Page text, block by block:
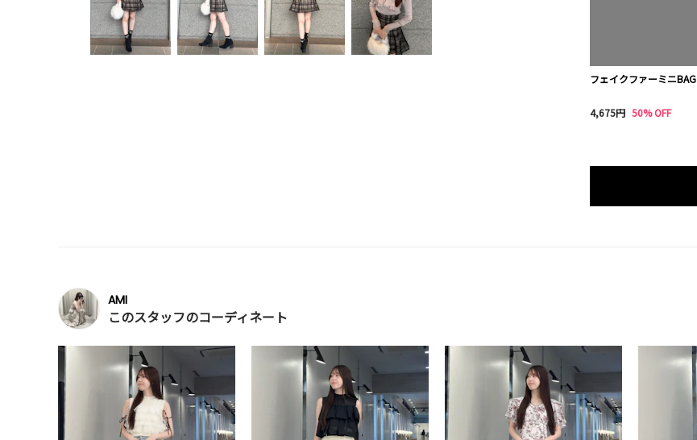
フェイクファーミニBAG
4,675円 50% OFF
AMI
このスタッフのコーディネート